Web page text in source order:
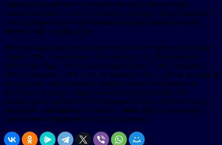
широкий ассортимент женской одежды и аксессуаров,
включая базовый стиль и пляжную одежду. Список брендов и
места продаж будут опубликованы на официальном сайте
Московской недели моды.
Московская неделя моды состоится в семи торговых центрах
города: ТРК «Европолис» (Ростокино), ТЦ «Метрополис»,
ТРЦ «Океания», ТРЦ «Павелецкая Плаза», ТРЦ «Ривьера»,
ТРЦ «Хорошо!», ТРК VEGAS Крокус Сити. С 28 по 30 апреля
на маркетах этих торговых центров будут представлены
коллекции одежды, обуви и аксессуаров от почти 700
дизайнеров и брендов из 96 городов России. Фестивальные
площадки «Московских сезонов» также будут участвовать
презентации продукции части участников.